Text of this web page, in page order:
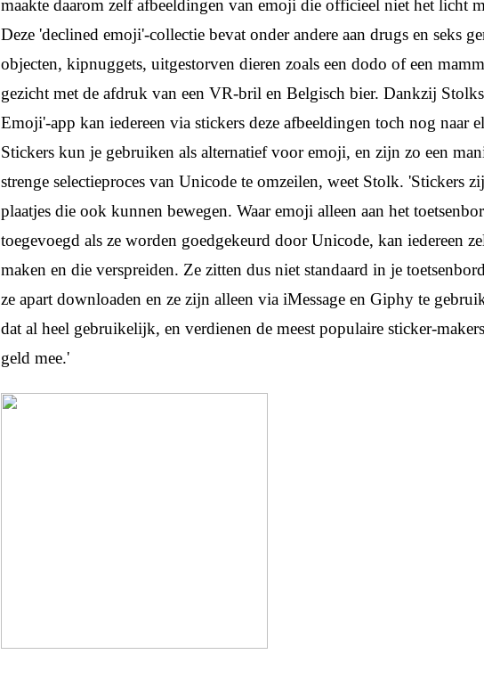
maakte daarom zelf afbeeldingen van emoji die officieel niet het licht
Deze 'declined emoji'-collectie bevat onder andere aan drugs en seks
objecten, kipnuggets, uitgestorven dieren zoals een dodo of een
gezicht met de afdruk van een VR-bril en Belgisch bier. Dankzij
Emoji'-app kan iedereen via stickers deze afbeeldingen toch nog naar
Stickers kun je gebruiken als alternatief voor emoji, en zijn zo een
strenge selectieproces van Unicode te omzeilen, weet Stolk. 'Stickers
plaatjes die ook kunnen bewegen. Waar emoji alleen aan het
toegevoegd als ze worden goedgekeurd door Unicode, kan iedereen
maken en die verspreiden. Ze zitten dus niet standaard in je
ze apart downloaden en ze zijn alleen via iMessage en Giphy te
dat al heel gebruikelijk, en verdienen de meest populaire sticker-
geld mee.'